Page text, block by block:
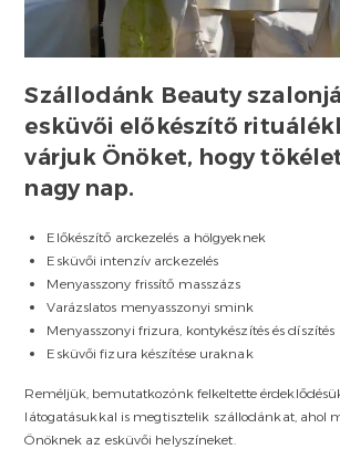
Szállodánk Beauty
esküvői előkészítő
várjuk Önöket, hogy
nagy nap.
Előkészítő arckezelés a hölgyeknek
Esküvői intenzív arckezelés
Menyasszony frissítő masszázs
Varázslatos menyasszonyi smink
Menyasszonyi frizura, kontykészítés és díszítés
Esküvői fizura készítése uraknak
Reméljük, bemutatkozónk felkeltette
látogatásukkal is megtisztelik szállodánkat, ahol
Önöknek az esküvői helyszíneket.